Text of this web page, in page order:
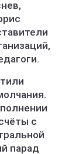
с
парад